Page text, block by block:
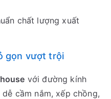
chất lượng xuất
gọn vượt trội
với đường kính
cầm nắm, xếp chồng,